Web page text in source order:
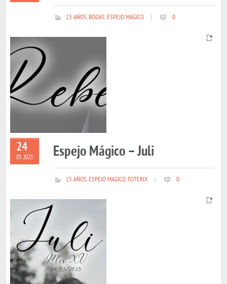
15 AÑOS,BODAS,ESPEJO MAGICO 0
24
05 2025 Espejo Mágico – Juli
15 AÑOS,ESPEJO MAGICO,FOTERIX 0